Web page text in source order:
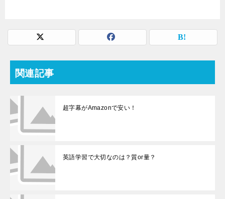
関連記事
超字幕がAmazonで安い！
英語学習で大切なのは？質or量？